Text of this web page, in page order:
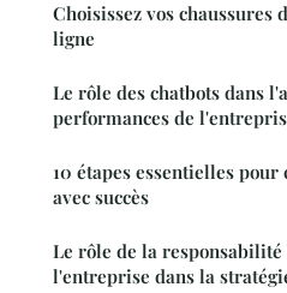
Choisissez vos chaussures
ligne
Le rôle des chatbots dans
performances de
10 étapes essentielles
avec succès
Le rôle de la responsabilité
l'entreprise dans la